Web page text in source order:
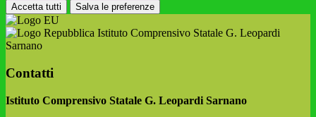
Accetta tutti Salva le preferenze
Istituto Comprensivo Statale G. Leopardi
Sarnano
Contatti
Istituto Comprensivo Statale G. Leopardi Sarnano